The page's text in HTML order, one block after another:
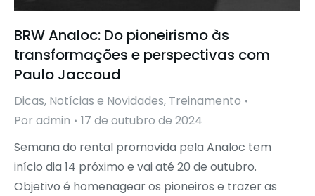
BRW Analoc: Do pioneirismo às
transformações e perspectivas com
Paulo Jaccoud
Dicas, Notícias e Novidades, Treinamento
Por admin
17 de outubro de 2024
Semana do rental promovida pela Analoc tem
início dia 14 próximo e vai até 20 de outubro.
Objetivo é homenagear os pioneiros e trazer as